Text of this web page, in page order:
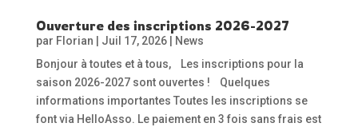
Ouverture des inscriptions 2026-2027
par Florian Juil 17, 2026|
News
Bonjour à toutes et à tous, Les inscriptions pour la
saison 2026-2027 sont ouvertes ! Quelques
informations importantes Toutes les inscriptions se
font via HelloAsso. Le paiement en 3 fois sans frais est